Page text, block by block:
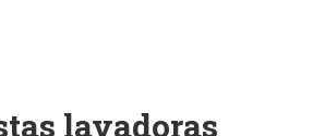
lavadoras